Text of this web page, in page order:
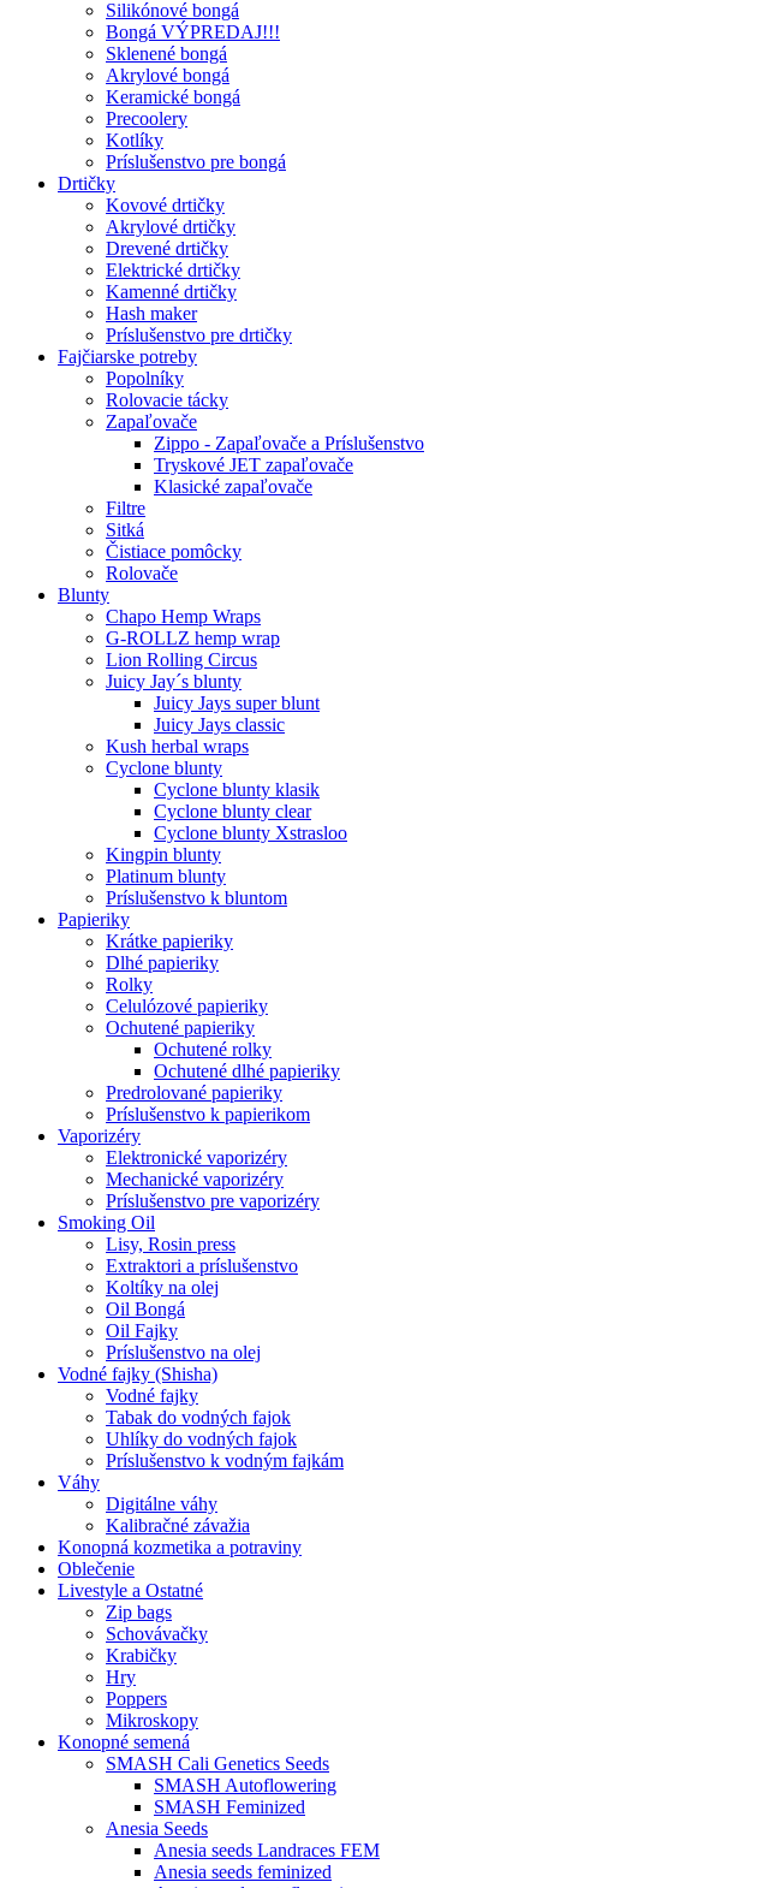
Silikónové bongá
Bongá VÝPREDAJ!!!
Sklenené bongá
Akrylové bongá
Keramické bongá
Precoolery
Kotlíky
Príslušenstvo pre bongá
Drtičky
Kovové drtičky
Akrylové drtičky
Drevené drtičky
Elektrické drtičky
Kamenné drtičky
Hash maker
Príslušenstvo pre drtičky
Fajčiarske potreby
Popolníky
Rolovacie tácky
Zapaľovače
Zippo - Zapaľovače a Príslušenstvo
Tryskové JET zapaľovače
Klasické zapaľovače
Filtre
Sitká
Čistiace pomôcky
Rolovače
Blunty
Chapo Hemp Wraps
G-ROLLZ hemp wrap
Lion Rolling Circus
Juicy Jay´s blunty
Juicy Jays super blunt
Juicy Jays classic
Kush herbal wraps
Cyclone blunty
Cyclone blunty klasik
Cyclone blunty clear
Cyclone blunty Xstrasloo
Kingpin blunty
Platinum blunty
Príslušenstvo k bluntom
Papieriky
Krátke papieriky
Dlhé papieriky
Rolky
Celulózové papieriky
Ochutené papieriky
Ochutené rolky
Ochutené dlhé papieriky
Predrolované papieriky
Príslušenstvo k papierikom
Vaporizéry
Elektronické vaporizéry
Mechanické vaporizéry
Príslušenstvo pre vaporizéry
Smoking Oil
Lisy, Rosin press
Extraktori a príslušenstvo
Koltíky na olej
Oil Bongá
Oil Fajky
Príslušenstvo na olej
Vodné fajky (Shisha)
Vodné fajky
Tabak do vodných fajok
Uhlíky do vodných fajok
Príslušenstvo k vodným fajkám
Váhy
Digitálne váhy
Kalibračné závažia
Konopná kozmetika a potraviny
Oblečenie
Livestyle a Ostatné
Zip bags
Schovávačky
Krabičky
Hry
Poppers
Mikroskopy
Konopné semená
SMASH Cali Genetics Seeds
SMASH Autoflowering
SMASH Feminized
Anesia Seeds
Anesia seeds Landraces FEM
Anesia seeds feminized